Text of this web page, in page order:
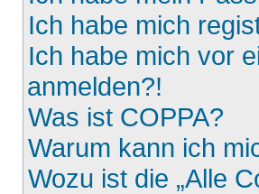
Ich habe mich
Ich habe mich vor
anmelden?!
Was ist COPPA?
Warum kann ich
Wozu ist die „Alle